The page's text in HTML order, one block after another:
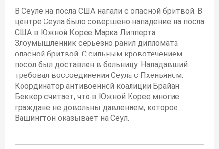
В Сеуле на посла США напали с опасной бритвой. В
центре Сеула было совершено нападение на посла
США в Южной Корее Марка Липперта.
Злоумышленник серьезно ранил дипломата
опасной бритвой. С сильным кровотечением
посол был доставлен в больницу. Нападавший
требовал воссоединения Сеула с Пхеньяном.
Координатор антивоенной коалиции Брайан
Беккер считает, что в Южной Корее многие
граждане не довольны давлением, которое
Вашингтон оказывает на Сеул.